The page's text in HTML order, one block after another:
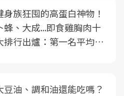
身族狂囤的高蛋白神物！
蜂、大成...即食雞胸肉十
排行出爐：第一名平均一
豆油、調和油還能吃嗎？